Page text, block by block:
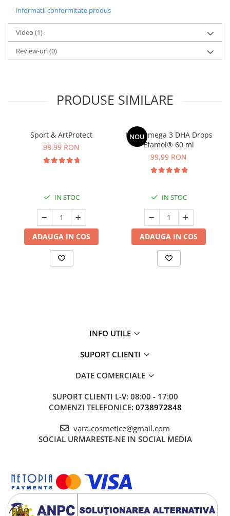
Informatii conformitate produs
Video (1)
Review-uri(0)
PRODUSE SIMILARE
Sport & ArtProtect
98,99 RON
IN STOC
ADAUGA IN COS
NOU
Kids Omega 3 DHA Drops
Efamol® 60 ml
99,99 RON
IN STOC
ADAUGA IN COS
INFO UTILE
SUPORT CLIENTI
DATE COMERCIALE
SUPORT CLIENTI L-V: 08:00 - 17:00
COMENZI TELEFONICE: 0738972848
vara.cosmetice@gmail.com
SOCIAL URMARESTE-NE IN SOCIAL MEDIA